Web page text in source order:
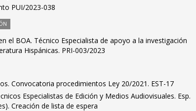
PUI/2023-038
el BOA. Técnico Especialista de apoyo a la investigación
Hispánicas. PRI-003/2023
Convocatoria procedimientos Ley 20/2021. EST-17
Especialistas de Edición y Medios Audiovisuales. Esp.
Creación de lista de espera